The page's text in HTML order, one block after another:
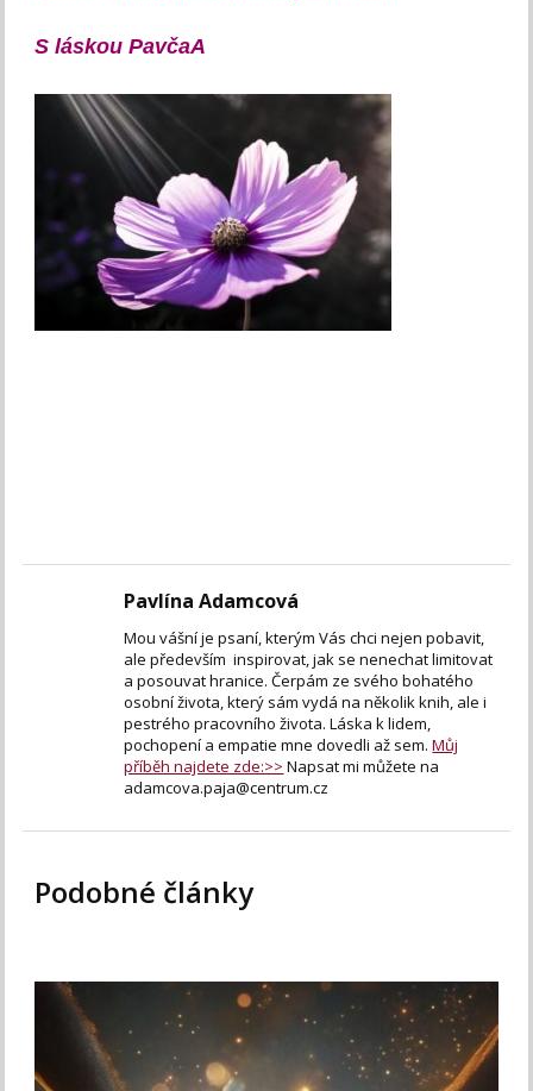
S láskou PavčaA
Pavlína Adamcová
Mou vášní je psaní, kterým Vás chci nejen pobavit,
ale především inspirovat, jak se nenechat limitovat
a posouvat hranice. Čerpám ze svého bohatého
osobní života, který sám vydá na několik knih, ale i
pestrého pracovního života. Láska k lidem,
pochopení a empatie mne dovedli až sem.Můj
příběh najdete zde:>> Napsat mi můžete na
adamcova.paja@centrum.cz
Podobné články